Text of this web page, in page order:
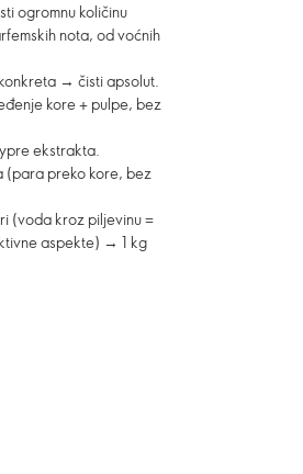
ogromnu količinu
nota, od voćnih
→ čisti apsolut.
kore + pulpe, bez
ekstrakta.
(para preko kore, bez
(voda kroz piljevinu =
aspekte) → 1 kg